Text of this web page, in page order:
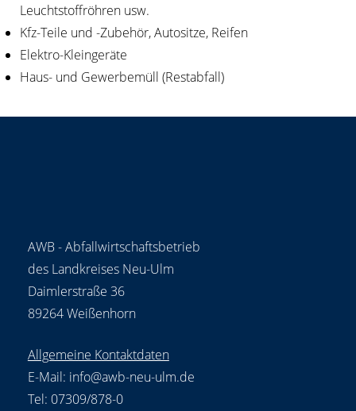
Leuchtstoffröhren usw.
Kfz-Teile und -Zubehör, Autositze, Reifen
Elektro-Kleingeräte
Haus- und Gewerbemüll (Restabfall)
AWB - Abfallwirtschaftsbetrieb
des Landkreises Neu-Ulm
Daimlerstraße 36
89264 Weißenhorn
Allgemeine Kontaktdaten
E-Mail: info@awb-neu-ulm.de
Tel: 07309/878-0